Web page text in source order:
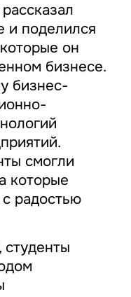
и поделился
он
бизнесе.
бизнес-
смогли
которые
радостью
студенты